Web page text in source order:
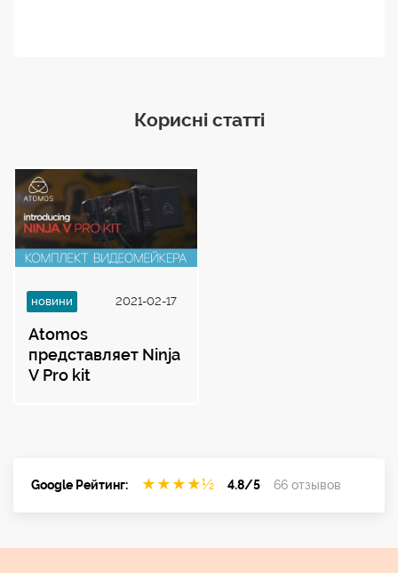
Корисні статті
новини 2021-02-17
Atomos
представляет Ninja
V Pro kit
Google Рейтинг: ★ ★ ★ ★½ 4.8/5 66 отзывов